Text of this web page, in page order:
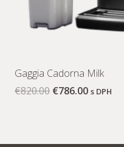
Gaggia Cadorna Milk
€820.00 €786.00 s DPH